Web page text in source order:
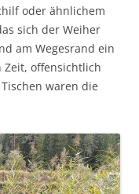
oder ähnlichem
sich der Weiher
am Wegesrand ein
Zeit, offensichtlich
waren die